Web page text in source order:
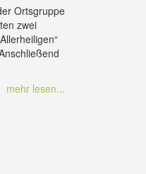
Ortsgruppe
zwei
mehr lesen...